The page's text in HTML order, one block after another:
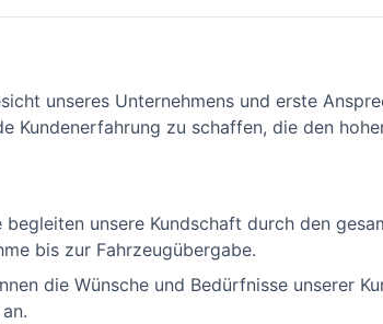
unseres Unternehmens und erste
Kundenerfahrung zu schaffen, die den
begleiten unsere Kundschaft durch den
bis zur Fahrzeugübergabe.
die Wünsche und Bedürfnisse unserer